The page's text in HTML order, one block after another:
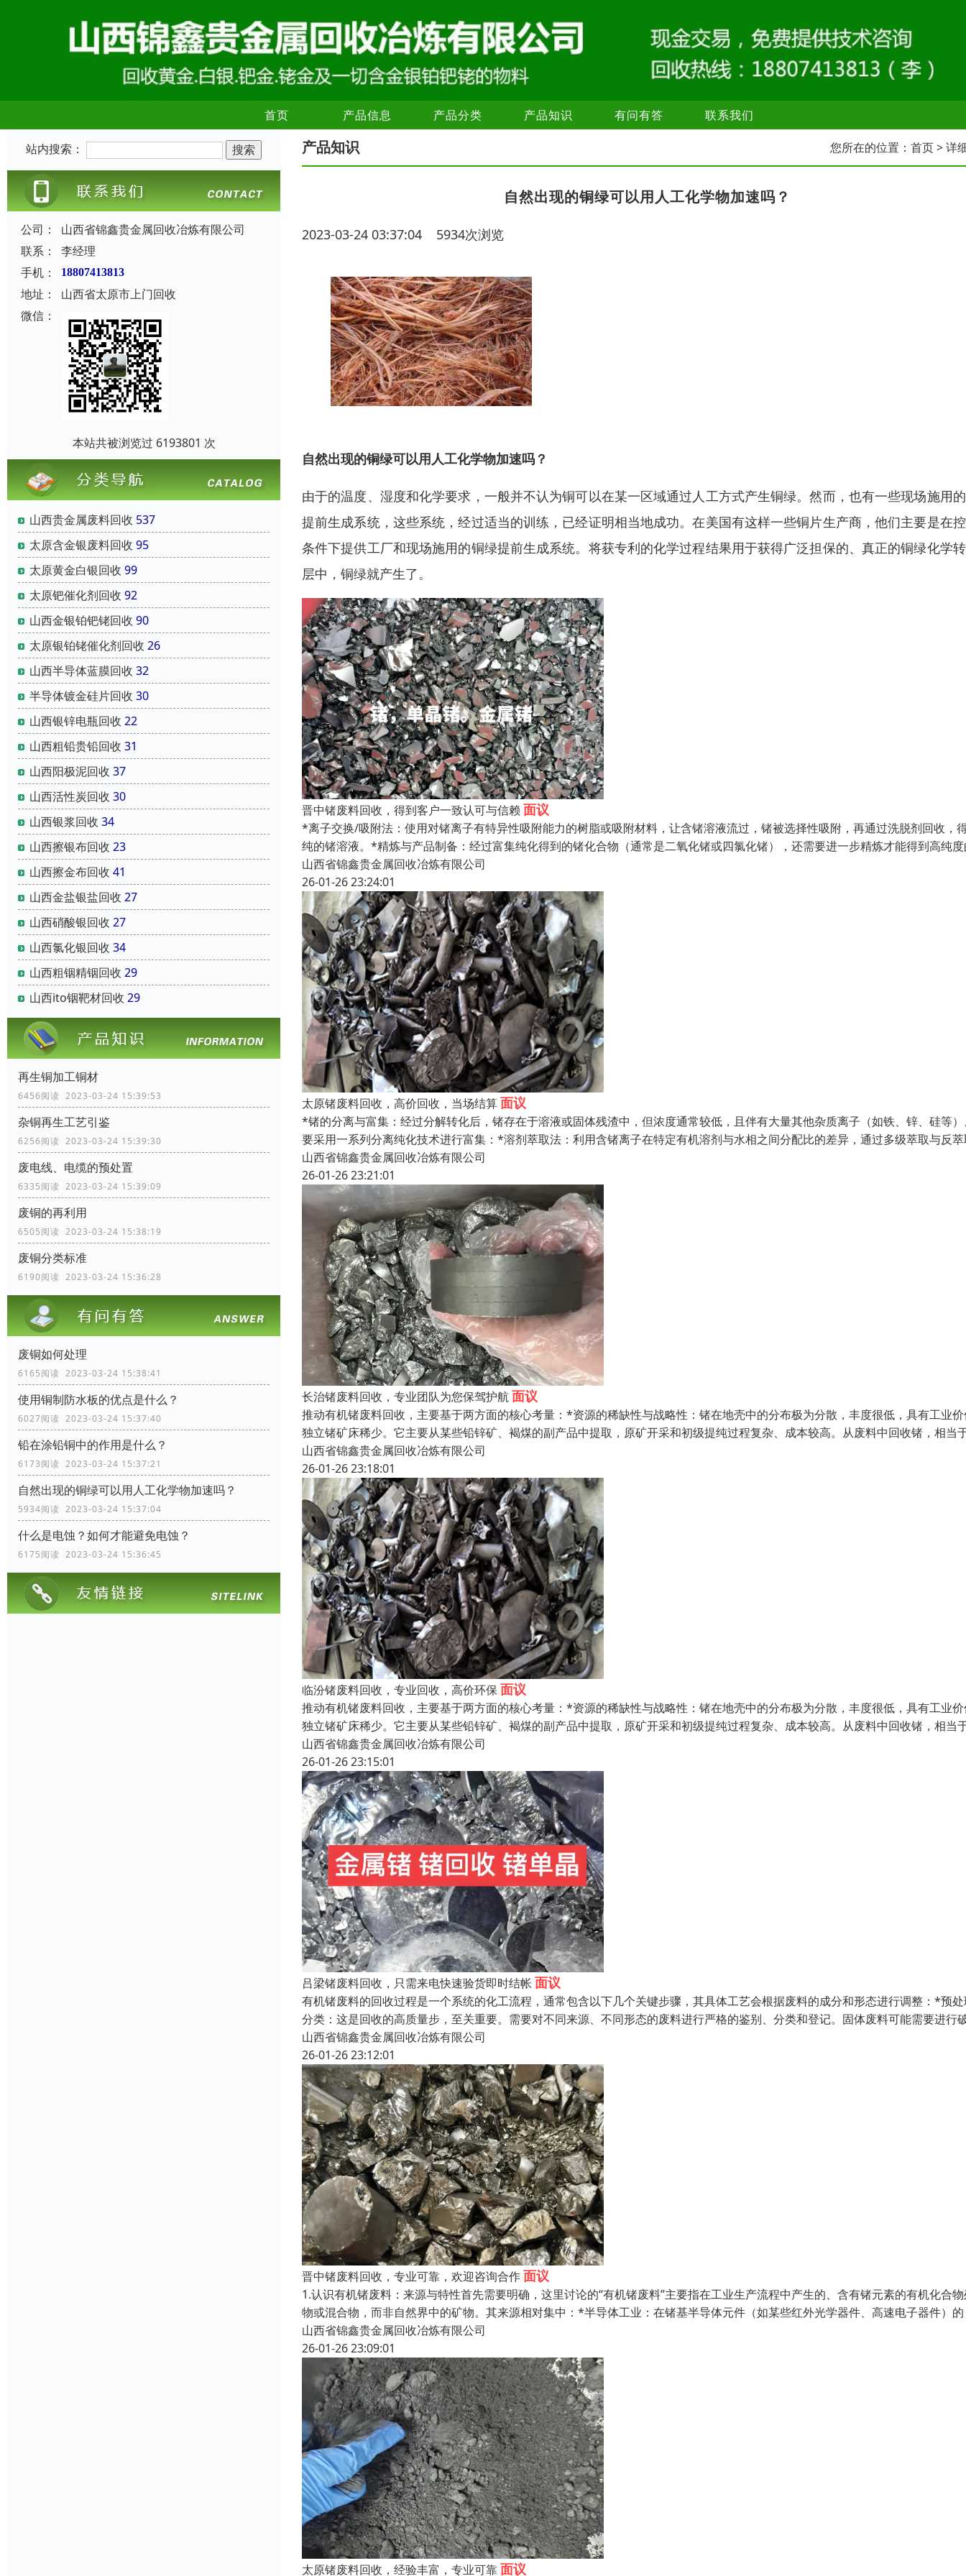
首页 产品信息 产品分类 产品知识 有问有答 联系我们
站内搜索：
公司：
山西省锦鑫贵金属回收冶炼有限公司
联系：
李经理
手机：
18807413813
地址：
山西省太原市上门回收
微信：
本站共被浏览过 6193801 次
山西贵金属废料回收 537
太原含金银废料回收 95
太原黄金白银回收 99
太原钯催化剂回收 92
山西金银铂钯铑回收 90
太原银铂铑催化剂回收 26
山西半导体蓝膜回收 32
半导体镀金硅片回收 30
山西银锌电瓶回收 22
山西粗铅贵铅回收 31
山西阳极泥回收 37
山西活性炭回收 30
山西银浆回收 34
山西擦银布回收 23
山西擦金布回收 41
山西金盐银盐回收 27
山西硝酸银回收 27
山西氯化银回收 34
山西粗铟精铟回收 29
山西ito铟靶材回收 29
再生铜加工铜材
6456阅读 2023-03-24 15:39:53
杂铜再生工艺引鉴
6256阅读 2023-03-24 15:39:30
废电线、电缆的预处置
6335阅读 2023-03-24 15:39:09
废铜的再利用
6505阅读 2023-03-24 15:38:19
废铜分类标准
6190阅读 2023-03-24 15:36:28
废铜如何处理
6165阅读 2023-03-24 15:38:41
使用铜制防水板的优点是什么？
6027阅读 2023-03-24 15:37:40
铅在涂铅铜中的作用是什么？
6173阅读 2023-03-24 15:37:21
自然出现的铜绿可以用人工化学物加速吗？
5934阅读 2023-03-24 15:37:04
什么是电蚀？如何才能避免电蚀？
6175阅读 2023-03-24 15:36:45
产品知识 您所在的位置： 首页> 详
自然出现的铜绿可以用人工化学物加速吗？
2023-03-24 03:37:04 5934次浏览
自然出现的铜绿可以用人工化学物加速吗？
由于的温度、湿度和化学要求，一般并不认为铜可以在某一区域通过人工方式产生铜绿。然而，也有一些现场施用
提前生成系统，这些系统，经过适当的训练，已经证明相当地成功。在美国有这样一些铜片生产商，他们主要是在
条件下提供工厂和现场施用的铜绿提前生成系统。将获专利的化学过程结果用于获得广泛担保的、真正的铜绿化学
层中，铜绿就产生了。
晋中锗废料回收，得到客户一致认可与信赖 面议
*离子交换/吸附法：使用对锗离子有特异性吸附能力的树脂或吸附材料，让含锗溶液流过，锗被选择性吸附，再通过洗脱剂回收，
纯的锗溶液。*精炼与产品制备：经过富集纯化得到的锗化合物（通常是二氧化锗或四氯化锗），还需要进一步精炼才能得到高纯
山西省锦鑫贵金属回收冶炼有限公司
26-01-26 23:24:01
太原锗废料回收，高价回收，当场结算面议
*锗的分离与富集：经过分解转化后，锗存在于溶液或固体残渣中，但浓度通常较低，且伴有大量其他杂质离子（如铁、锌、硅等
要采用一系列分离纯化技术进行富集：*溶剂萃取法：利用含锗离子在特定有机溶剂与水相之间分配比的差异，通过多级萃取与反
山西省锦鑫贵金属回收冶炼有限公司
26-01-26 23:21:01
长治锗废料回收，专业团队为您保驾护航面议
推动有机锗废料回收，主要基于两方面的核心考量：*资源的稀缺性与战略性：锗在地壳中的分布极为分散，丰度很低，具有工业
独立锗矿床稀少。它主要从某些铅锌矿、褐煤的副产品中提取，原矿开采和初级提纯过程复杂、成本较高。从废料中回收锗，相当
山西省锦鑫贵金属回收冶炼有限公司
26-01-26 23:18:01
临汾锗废料回收，专业回收，高价环保 面议
推动有机锗废料回收，主要基于两方面的核心考量：*资源的稀缺性与战略性：锗在地壳中的分布极为分散，丰度很低，具有工业
独立锗矿床稀少。它主要从某些铅锌矿、褐煤的副产品中提取，原矿开采和初级提纯过程复杂、成本较高。从废料中回收锗，相当
山西省锦鑫贵金属回收冶炼有限公司
26-01-26 23:15:01
吕梁锗废料回收，只需来电快速验货即时结帐 面议
有机锗废料的回收过程是一个系统的化工流程，通常包含以下几个关键步骤，其具体工艺会根据废料的成分和形态进行调整：*预
分类：这是回收的高质量步，至关重要。需要对不同来源、不同形态的废料进行严格的鉴别、分类和登记。固体废料可能需要进行
山西省锦鑫贵金属回收冶炼有限公司
26-01-26 23:12:01
晋中锗废料回收，专业可靠，欢迎咨询合作面议
1.认识有机锗废料：来源与特性首先需要明确，这里讨论的“有机锗废料”主要指在工业生产流程中产生的、含有锗元素的有机化合
物或混合物，而非自然界中的矿物。其来源相对集中：*半导体工业：在锗基半导体元件（如某些红外光学器件、高速电子器件）的
山西省锦鑫贵金属回收冶炼有限公司
26-01-26 23:09:01
太原锗废料回收，经验丰富，专业可靠面议